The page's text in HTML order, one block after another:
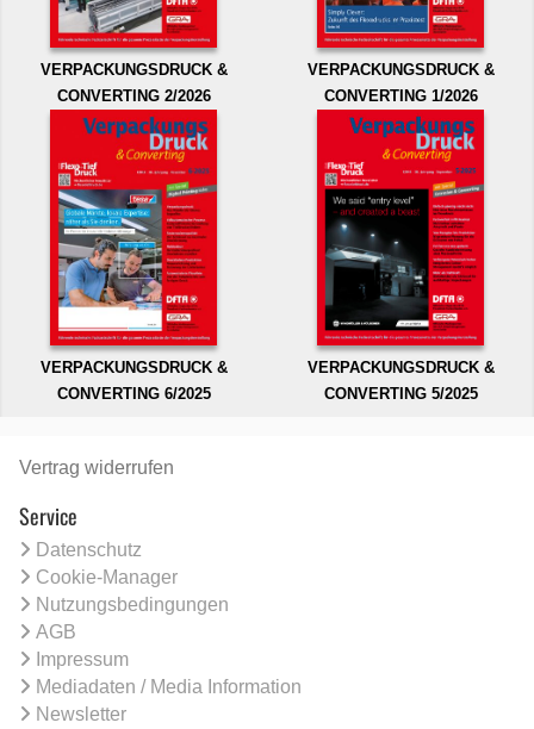
VERPACKUNGSDRUCK &
CONVERTING 2/2026
VERPACKUNGSDRUCK &
CONVERTING 1/2026
VERPACKUNGSDRUCK &
CONVERTING 6/2025
VERPACKUNGSDRUCK &
CONVERTING 5/2025
Vertrag widerrufen
Service
Datenschutz
Cookie-Manager
Nutzungsbedingungen
AGB
Impressum
Mediadaten / Media Information
Newsletter